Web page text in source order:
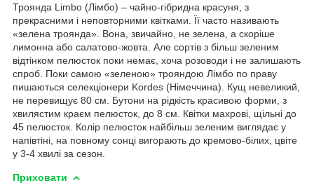
Троянда Limbo (Лімбо) – чайно-гібридна красуня, з
прекрасними і неповторними квітками. Її часто називають
«зелена троянда». Вона, звичайно, не зелена, а скоріше
лимонна або салатово-жовта. Але сортів з більш зеленим
відтінком пелюсток поки немає, хоча розоводи і не залишають
спроб. Поки самою «зеленою» трояндою Лімбо по праву
пишаються селекціонери Kordes (Німеччина). Кущ невеликий,
не перевищує 80 см. Бутони на рідкість красивою форми, з
хвилястим краєм пелюсток, до 8 см. Квітки махрові, щільні до
45 пелюсток. Колір пелюсток найбільш зеленим виглядає у
напівтіні, на повному сонці вигорають до кремово-білих, цвіте
у 3-4 хвилі за сезон.
Приховати